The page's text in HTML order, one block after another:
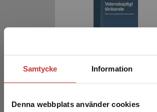
Samtycke Information
Denna webbplats använder cookies
Vetenskapligt tänkande
390 krinkl. moms